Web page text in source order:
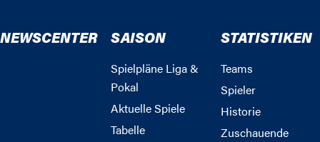
NEWSCENTER SAISON
Spielpläne Liga &
Pokal
Aktuelle Spiele
Tabelle
STATISTIKEN
Teams
Spieler
Historie
Zuschauende